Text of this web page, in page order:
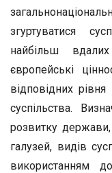
згуртуватися
найбільш
європейські
відповідних
суспільства.
розвитку держави,
галузей, видів
використанням